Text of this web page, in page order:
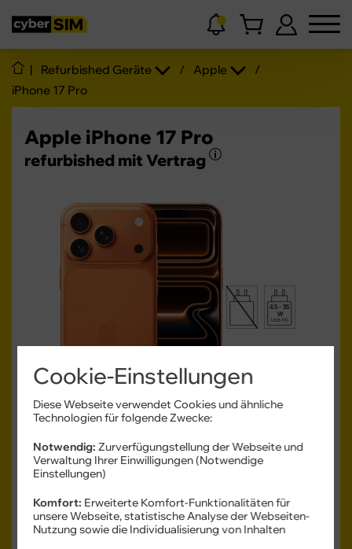
| Refurbished Geräte / Apple
/
iPhone 17 Pro
Apple iPhone 17 Pro
refurbished mit Vertrag
4.5 - 35
W
USB PD
Produkt- und Sicherheitsinformationen
Cookie-Einstellungen
Diese Webseite verwendet Cookies und ähnliche
Technologien für folgende Zwecke:
Notwendig: Zurverfügungstellung der Webseite und
Verwaltung Ihrer Einwilligungen (Notwendige
Einstellungen)
Komfort: Erweiterte Komfort-Funktionalitäten für
unsere Webseite, statistische Analyse der Webseiten-
Nutzung sowie die Individualisierung von Inhalten